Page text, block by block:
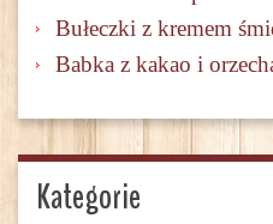
Bułeczki z kremem
Babka z kakao i
Kategorie